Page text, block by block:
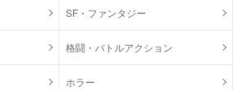
SF・ファンタジー
格闘・バトルアクション
ホラー